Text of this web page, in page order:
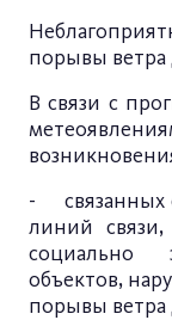
порывы ветра
В связи с
- связанных
линий
объектов,
порывы ветра